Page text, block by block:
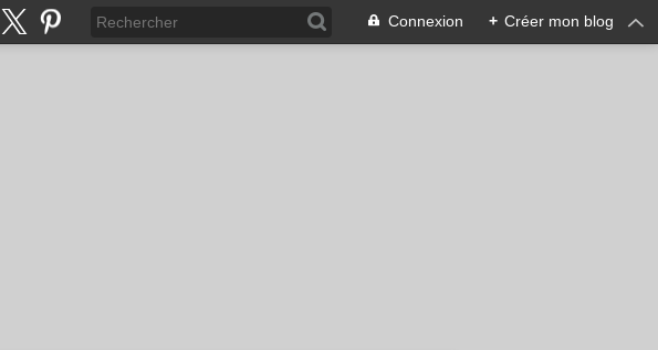
Connexion + Créer mon blog